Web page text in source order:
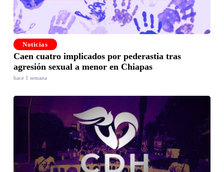
Noticias
Caen cuatro implicados por pederastia tras
agresión sexual a menor en Chiapas
hace 1 semana